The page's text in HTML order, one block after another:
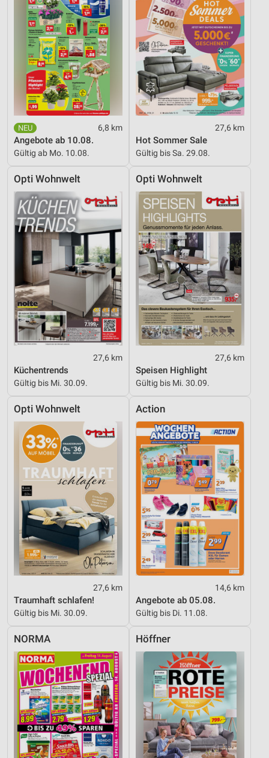
6,8 km
Angebote ab 10.08.
Gültig ab Mo. 10.08.
27,6 km
Hot Sommer Sale
Gültig bis Sa. 29.08.
Opti Wohnwelt
27,6 km
Küchentrends
Gültig bis Mi. 30.09.
Opti Wohnwelt
27,6 km
Speisen Highlight
Gültig bis Mi. 30.09.
Opti Wohnwelt
27,6 km
Traumhaft schlafen!
Gültig bis Mi. 30.09.
Action
14,6 km
Angebote ab 05.08.
Gültig bis Di. 11.08.
NORMA Höffner